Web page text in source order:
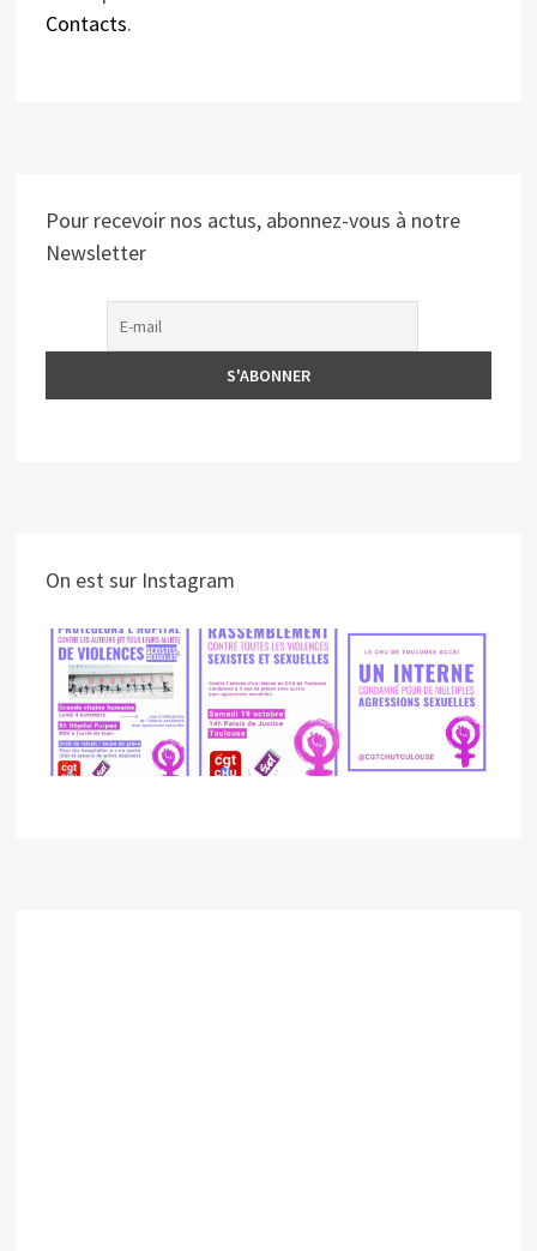
Contacts.
Pour recevoir nos actus, abonnez-vous à notre
Newsletter
On est sur Instagram